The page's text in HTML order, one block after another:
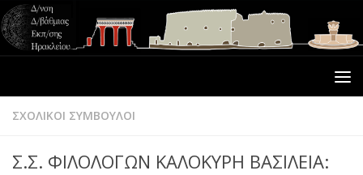
ΣΧΟΛΙΚΟΙ ΣΥΜΒΟΥΛΟΙ
Σ.Σ. ΦΙΛΟΛΟΓΩΝ ΚΑΛΟΚΥΡΗ ΒΑΣΙΛΕΙΑ: